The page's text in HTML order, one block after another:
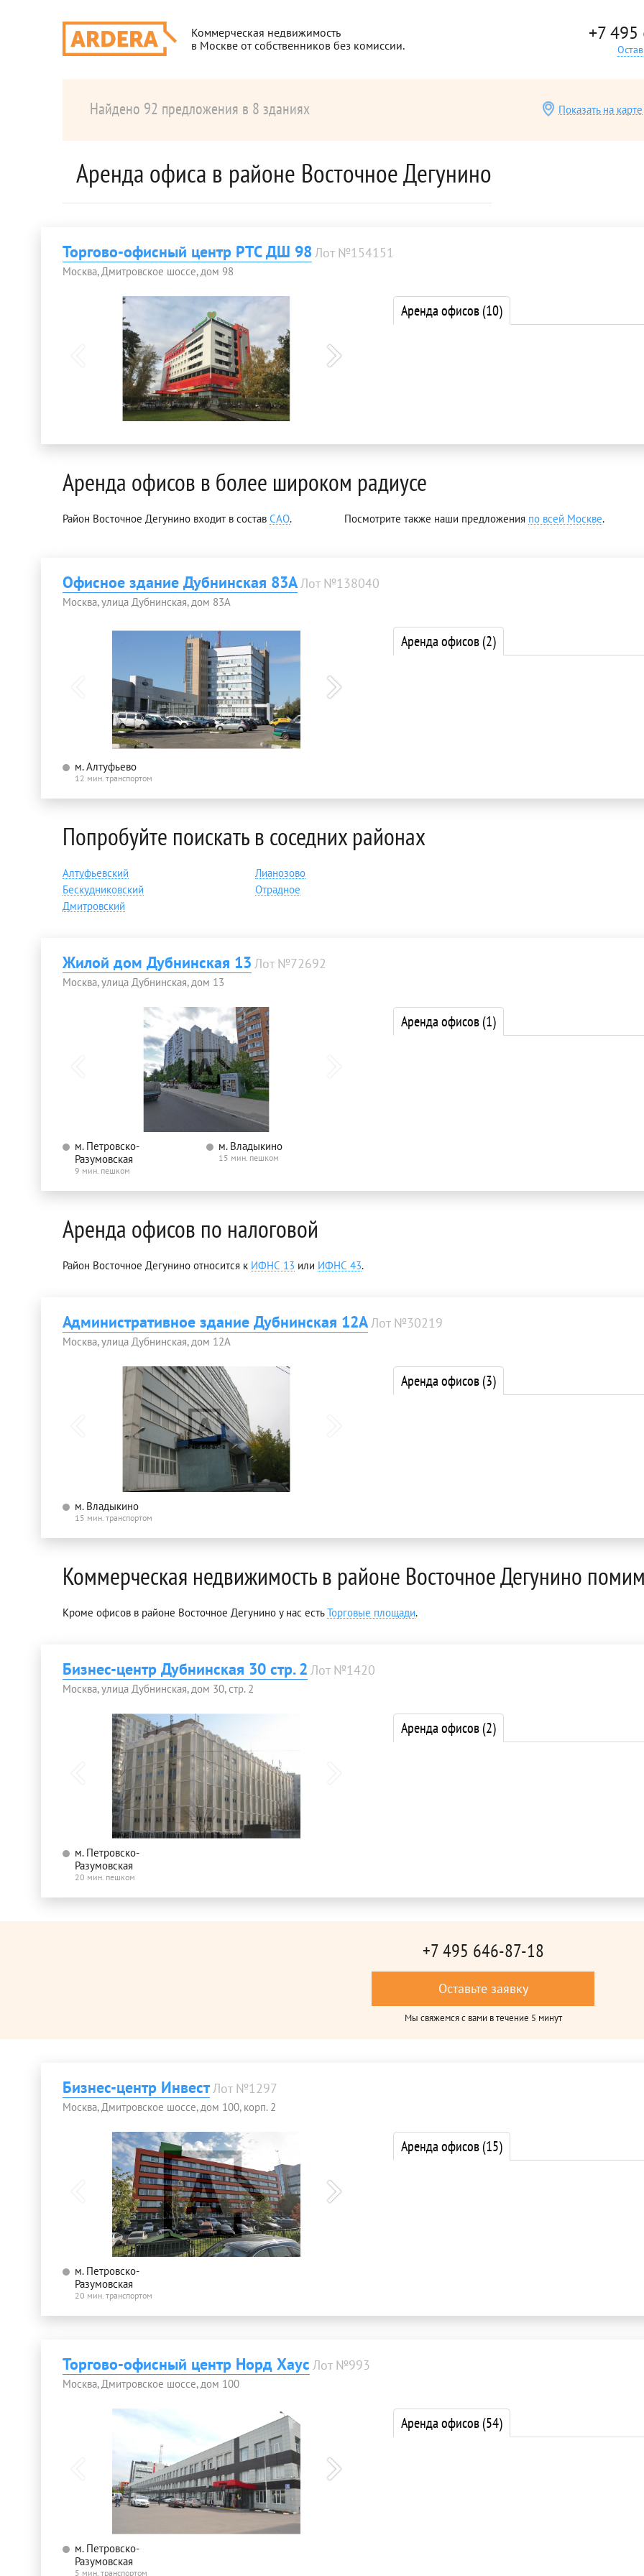
Коммерческая недвижимость
в Москве от собственников без комиссии.
+7
Найдено 92 предложения в 8 зданиях Показать на карте
Аренда офиса в районе Восточное Дегунино
Торгово-офисный центр РТС ДШ 98Лот №154151
Москва, Дмитровское шоссе, дом 98
Аренда офисов(10)
Аренда офисов в более широком радиусе
Район Восточное Дегунино входит в состав САО. Посмотрите также наши предложения по всей Москве.
Офисное здание Дубнинская 83АЛот №138040
Москва, улица Дубнинская, дом 83А
м. Алтуфьево
12 мин. транспортом
Аренда офисов(2)
Попробуйте поискать в соседних районах
Алтуфьевский
Бескудниковский
Дмитровский
Лианозово
Отрадное
Жилой дом Дубнинская 13 Лот №72692
Москва, улица Дубнинская, дом 13
м. Петровско-
Разумовская
9 мин. пешком
м. Владыкино
15 мин. пешком
Аренда офисов(1)
Аренда офисов по налоговой
Район Восточное Дегунино относится к ИФНС 13 или ИФНС 43.
Административное здание Дубнинская 12АЛот №30219
Москва, улица Дубнинская, дом 12А
м. Владыкино
15 мин. транспортом
Аренда офисов(3)
Коммерческая недвижимость в районе Восточное Дегунино
Кроме офисов в районе Восточное Дегунино у нас естьТорговые площади.
Бизнес-центр Дубнинская 30 стр. 2 Лот №1420
Москва, улица Дубнинская, дом 30, стр. 2
м. Петровско-
Разумовская
20 мин. пешком
Аренда офисов(2)
+7 495 646-87-18
Оставьте заявку
Мы свяжемся с вами в течение 5 минут
Бизнес-центр ИнвестЛот №1297
Москва, Дмитровское шоссе, дом 100, корп. 2
м. Петровско-
Разумовская
20 мин. транспортом
Аренда офисов(15)
Торгово-офисный центр Норд Хаус Лот №993
Москва, Дмитровское шоссе, дом 100
м. Петровско-
Разумовская
5 мин. транспортом
Аренда офисов(54)